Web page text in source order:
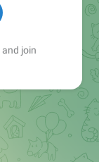
and join